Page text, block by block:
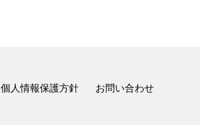
個人情報保護方針 お問い合わせ